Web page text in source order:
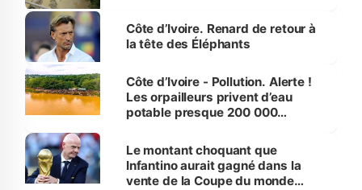
Côte d’Ivoire. Renard de retour à
la tête des Éléphants
Côte d’Ivoire - Pollution. Alerte !
Les orpailleurs privent d’eau
potable presque 200 000
Le montant choquant que
Infantino aurait gagné dans la
vente de la Coupe du monde